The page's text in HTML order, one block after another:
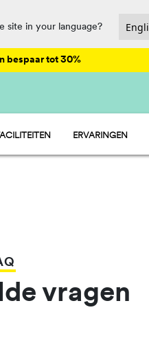
site in your language?
bespaar tot 30%
EN MARKT
ERVARINGEN
vragen